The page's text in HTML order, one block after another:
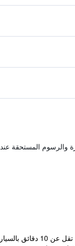
والرسوم المستحقة
يقع هذا النزل